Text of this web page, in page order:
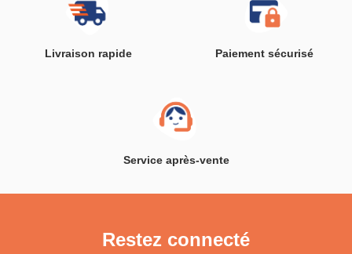
Livraison rapide Paiement sécurisé
Service après-vente
Restez connecté